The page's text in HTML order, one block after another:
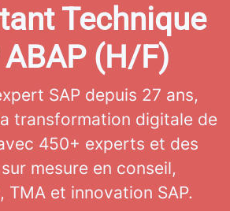
Technique
ABAP (H/F)
SAP depuis 27 ans,
transformation digitale de
450+ experts et des
mesure en conseil,
TMA et innovation SAP.